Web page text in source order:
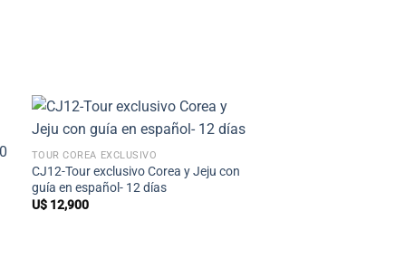
TOUR COREA EXCLUSIVO
CJ12-Tour exclusivo Corea y Jeju con
guía en español- 12 días
U$12,900